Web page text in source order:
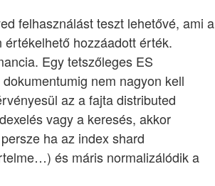
felhasználást teszt lehetővé, ami a
hozzáadott érték.
Egy tetszőleges ES
nem nagyon kell
az a fajta distributed
vagy a keresés, akkor
ha az index shard
és máris normalizálódik a